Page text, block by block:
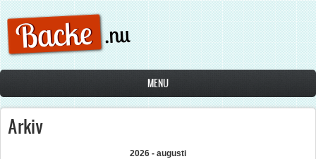
Hoppa till huvudinnehåll
MENU
Arkiv
2026 - augusti